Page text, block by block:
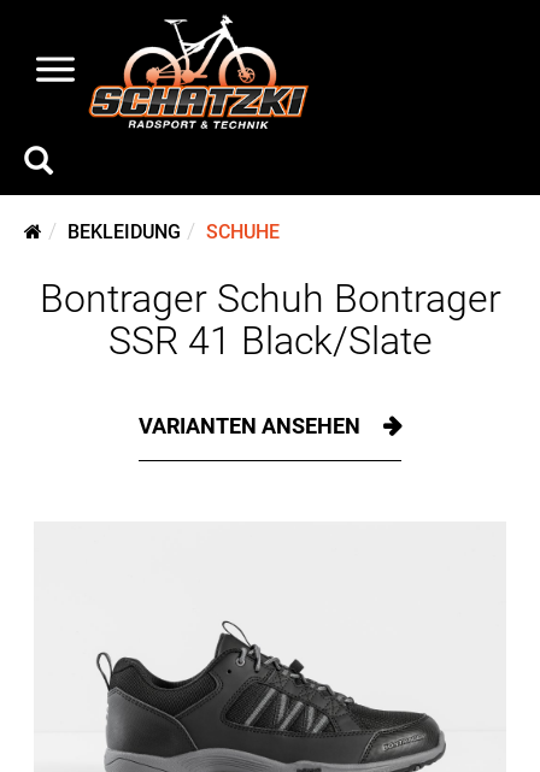
BEKLEIDUNG SCHUHE
Bontrager Schuh Bontrager
SSR 41 Black/Slate
VARIANTEN ANSEHEN